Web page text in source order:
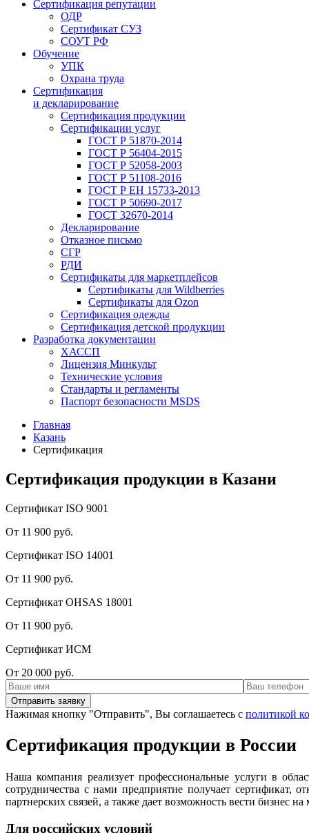
Сертификация репутации
ОДР
Сертификат СУЗ
СОУТ РФ
Обучение
УПК
Охрана труда
Сертификация
и декларирование
Сертификация продукции
Сертификации услуг
ГОСТ Р 51870-2014
ГОСТ Р 56404-2015
ГОСТ Р 52058-2003
ГОСТ Р 51108-2016
ГОСТ Р ЕН 15733-2013
ГОСТ Р 50690-2017
ГОСТ 32670-2014
Декларирование
Отказное письмо
СГР
РДИ
Сертификаты для маркетплейсов
Сертификаты для Wildberries
Сертификаты для Ozon
Сертификация одежды
Сертификация детской продукции
Разработка документации
ХАССП
Лицензия Минкульт
Технические условия
Стандарты и регламенты
Паспорт безопасности MSDS
Главная
Казань
Сертификация
Сертификация продукции в Казани
Сертификат ISO 9001
От 11 900 руб.
Сертификат ISO 14001
От 11 900 руб.
Сертификат OHSAS 18001
От 11 900 руб.
Сертификат ИСМ
От 20 000 руб.
Нажимая кнопку "Отправить", Вы соглашаетесь с политикой
Сертификация продукции в России
Наша компания реализует профессиональные услуги в
сотрудничества с нами предприятие получает сертификат,
партнерских связей, а также дает возможность вести бизнес
Для российских условий